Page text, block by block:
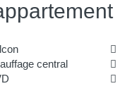
central